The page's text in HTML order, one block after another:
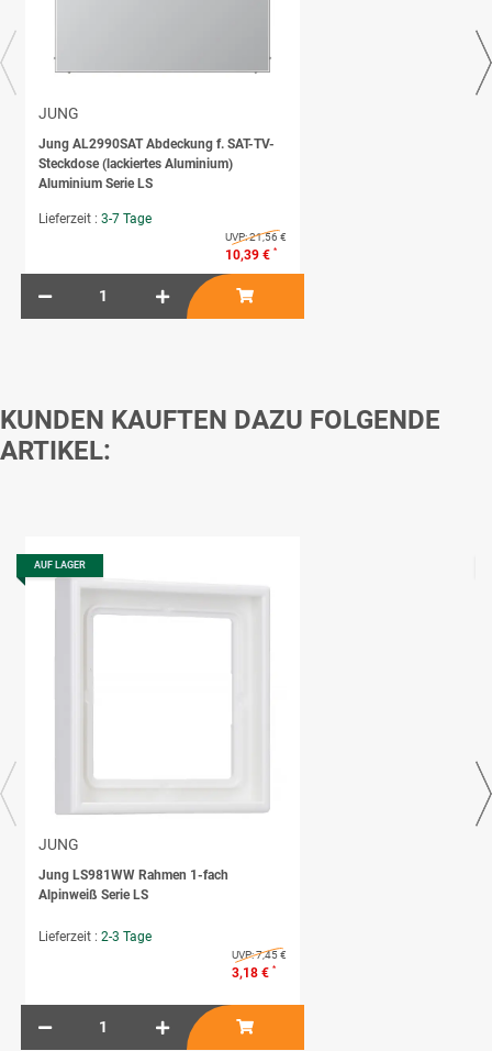
JUNG
Jung AL2990SAT Abdeckung f. SAT-TV-
Steckdose (lackiertes Aluminium)
Aluminium Serie LS
Lieferzeit : 3-7 Tage
UVP:21,56 €
10,39 € *
KUNDEN KAUFTEN DAZU FOLGENDE
ARTIKEL:
AUF LAGER
JUNG
Jung LS981WW Rahmen 1-fach
Alpinweiß Serie LS
Lieferzeit : 2-3 Tage
UVP:7,45 €
3,18 € *